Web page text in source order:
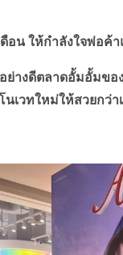
อน ให้กำลังใจพ่อค้
งดีตลาดอั้มอั้มขอ
นเวทใหม่ให้สวยกว่า